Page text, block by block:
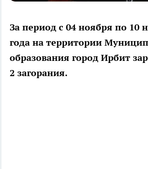
За период с 04 ноября по 10
года на территории
образования город Ирбит
2 загорания.